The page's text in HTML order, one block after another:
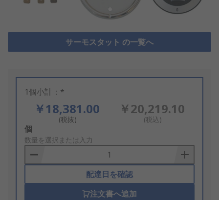
サーモスタット の一覧へ
1個小計：*
￥18,381.00
(税抜)
￥20,219.10
(税込)
Add
to
Basket
個
数量を選択または入力
配達日を確認
注文書へ追加